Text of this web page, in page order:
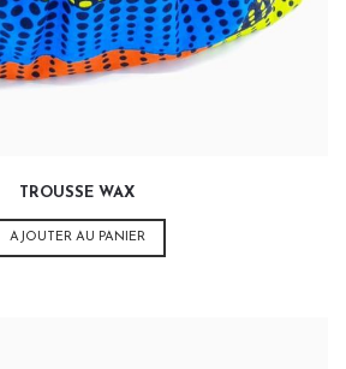
TROUSSE WAX
AJOUTER AU PANIER